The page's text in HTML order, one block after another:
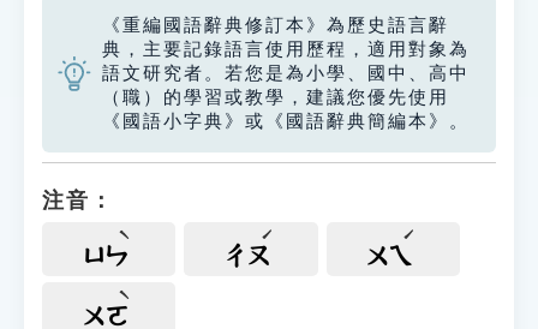
《重編國語辭典修訂本》為歷史語言辭
典，主要記錄語言使用歷程，適用對象為
語文研究者。若您是為小學、國中、高中
（職）的學習或教學，建議您優先使用
《國語小字典》或《國語辭典簡編本》。
注音：
ㄩㄣ ㄔㄡ ㄨㄟ
ㄨㄛ